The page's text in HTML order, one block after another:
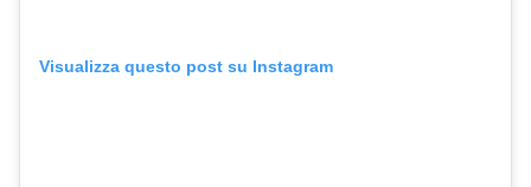
Visualizza questo post su Instagram